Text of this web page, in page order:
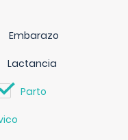
Embarazo
Lactancia
Parto